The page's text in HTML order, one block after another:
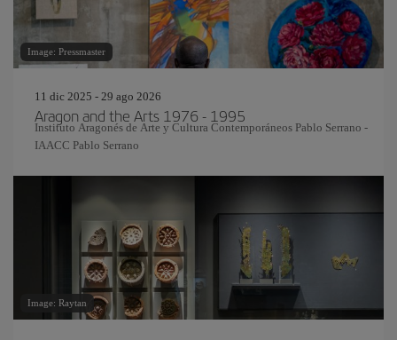
Image: Pressmaster
11 dic 2025 - 29 ago 2026
Aragon and the Arts 1976 - 1995
Instituto Aragonés de Arte y Cultura Contemporáneos Pablo Serrano -
IAACC Pablo Serrano
Image: Raytan